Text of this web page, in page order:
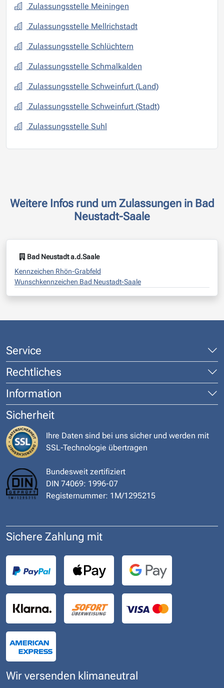
Zulassungsstelle Meiningen
Zulassungsstelle Mellrichstadt
Zulassungsstelle Schlüchtern
Zulassungsstelle Schmalkalden
Zulassungsstelle Schweinfurt (Land)
Zulassungsstelle Schweinfurt (Stadt)
Zulassungsstelle Suhl
Weitere Infos rund um Zulassungen in Bad
Neustadt-Saale
Bad Neustadt a.d.Saale
Kennzeichen Rhön-Grabfeld
Wunschkennzeichen Bad Neustadt-Saale
Service
Rechtliches
Information
Sicherheit
Ihre Daten sind bei uns sicher und werden mit
SSL-Technologie übertragen
Bundesweit zertifiziert
DIN 74069: 1996-07
Registernummer: 1M/1295215
Sichere Zahlung mit
Wir versenden klimaneutral